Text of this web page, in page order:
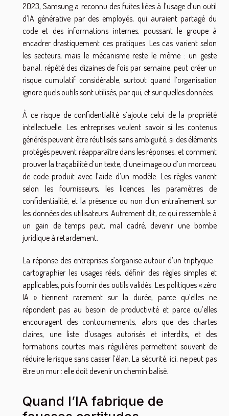
2023, Samsung a reconnu des fuites liées à l’usage d’un outil
d’IA générative par des employés, qui auraient partagé du
code et des informations internes, poussant le groupe à
encadrer drastiquement ces pratiques. Les cas varient selon
les secteurs, mais le mécanisme reste le même : un geste
banal, répété des dizaines de fois par semaine, peut créer un
risque cumulatif considérable, surtout quand l’organisation
ignore quels outils sont utilisés, par qui, et sur quelles données.
À ce risque de confidentialité s’ajoute celui de la propriété
intellectuelle. Les entreprises veulent savoir si les contenus
générés peuvent être réutilisés sans ambiguïté, si des éléments
protégés peuvent réapparaître dans les réponses, et comment
prouver la traçabilité d’un texte, d’une image ou d’un morceau
de code produit avec l’aide d’un modèle. Les règles varient
selon les fournisseurs, les licences, les paramètres de
confidentialité, et la présence ou non d’un entraînement sur
les données des utilisateurs. Autrement dit, ce qui ressemble à
un gain de temps peut, mal cadré, devenir une bombe
juridique à retardement.
La réponse des entreprises s’organise autour d’un triptyque :
cartographier les usages réels, définir des règles simples et
applicables, puis fournir des outils validés. Les politiques « zéro
IA » tiennent rarement sur la durée, parce qu’elles ne
répondent pas au besoin de productivité et parce qu’elles
encouragent des contournements, alors que des chartes
claires, une liste d’usages autorisés et interdits, et des
formations courtes mais régulières permettent souvent de
réduire le risque sans casser l’élan. La sécurité, ici, ne peut pas
être un mur : elle doit devenir un chemin balisé.
Quand l’IA fabrique de